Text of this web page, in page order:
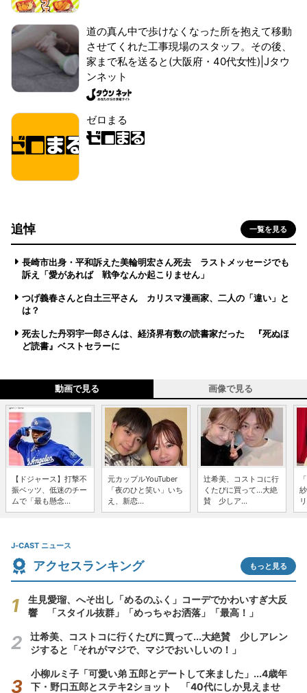
道の真ん中で歩けなくなった所を抱えて移動
させてくれた工事現場のスタッフ。その後、
家まで私を送ると(大阪府・40代女性)|Jタウ
ンネット
ゼロまる
追悼 一覧を見る
長崎市出身・平和訴えた美輪明宏さん死去 ラストメッセージでも
訴え「愛があれば 戦争なんか起こりません」
つげ義春さんと白土三平さん カリスマ漫画家、二人の「違い」と
は？
死去した丹羽宇一郎さんは、経済界有数の読書家だった 『死ぬほ
ど読書』ベストセラーに
動画で見る 画像で見る
【ドジャース】打撃不
振ベッツ、低迷のチー
ムで「最も懸念...
元カップルYouTuber
「夜のひと笑い」いち
え、新恋...
辻希美、コストコに行
くたびに買って...大絶
賛 少しア...
J-CAST ニュース
アクセスランキング もっと見る
生見愛瑠、へそ出し「めるのふく」コーデでかわいすぎ大反
響 「スタイル抜群」「めっちゃお洒落」「最高！」
辻希美、コストコに行くたびに買って...大絶賛 少しアレン
ジすると「それがマジで、マジでおいしいの！」
小柳ルミ子「可愛い弟 五郎とデートして来ました」...4歳年
下・野口五郎とステキ2ショット 「40代にしか見えませ